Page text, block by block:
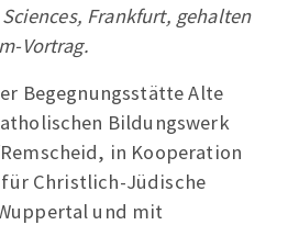
Frankfurt, gehalten
Vortrag.
Begegnungsstätte Alte
Bildungswerk
in Kooperation
Christlich-Jüdische
und mit